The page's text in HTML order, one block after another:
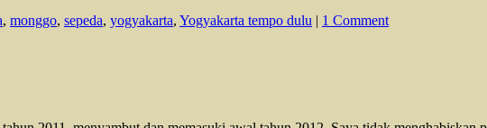
, monggo, sepeda, yogyakarta, Yogyakarta tempo dulu | 1 Comment